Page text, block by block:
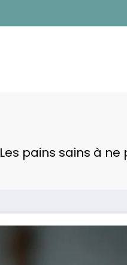
Les pains sains à